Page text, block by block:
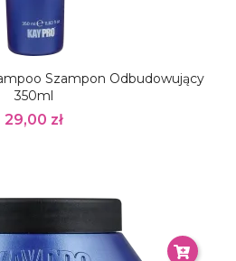
Szampon Odbudowujący
350ml
29,00 zł